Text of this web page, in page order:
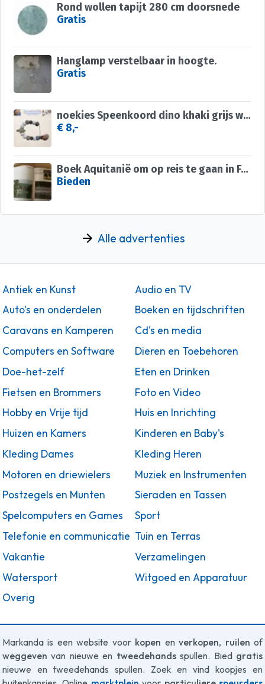
Rond wollen tapijt 280 cm doorsnede
Gratis
Hanglamp verstelbaar in hoogte.
Gratis
noekies Speenkoord dino khaki grijs wit nr 28
€ 8,-
Boek Aquitanië om op reis te gaan in Frankrijk TOP
Bieden
Alle advertenties
Antiek en Kunst
Audio en TV
Auto's en onderdelen
Boeken en tijdschriften
Caravans en Kamperen
Cd's en media
Computers en Software
Dieren en Toebehoren
Doe-het-zelf
Eten en Drinken
Fietsen en Brommers
Foto en Video
Hobby en Vrije tijd
Huis en Inrichting
Huizen en Kamers
Kinderen en Baby's
Kleding Dames
Kleding Heren
Motoren en driewielers
Muziek en Instrumenten
Postzegels en Munten
Sieraden en Tassen
Spelcomputers en Games
Sport
Telefonie en communicatie Tuin en Terras
Vakantie
Verzamelingen
Watersport
Witgoed en Apparatuur
Overig
Markanda is een website voor kopen enverkopen, ruilen of
weggeven van nieuwe en tweedehandsspullen. Bied gratis
nieuwe en tweedehands spullen. Zoek en vind koopjes en